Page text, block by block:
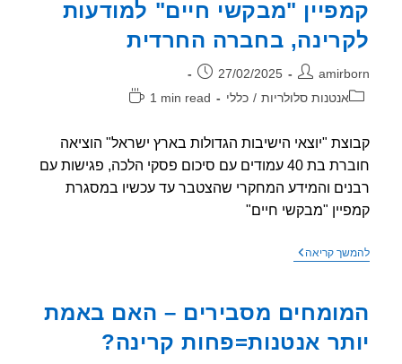
"מבקשי חיים" למודעות
בחברה החרדית
פורסם:
27/02/2025
אנטנות סלולריות / כללי
זמן
1 min read
"יוצאי הישיבות הגדולות בארץ ישראל" הוציאה
חוברת בת 40 עמודים עם סיכום פסקי הלכה, פגישות עם
והמידע המחקרי שהצטבר עד עכשיו במסגרת
"מבקשי חיים"
קריאהחוברת
קמפיין
"מבקשי
חיים"
למודעות
מסבירים – האם באמת
אנטנות=פחות קרינה?